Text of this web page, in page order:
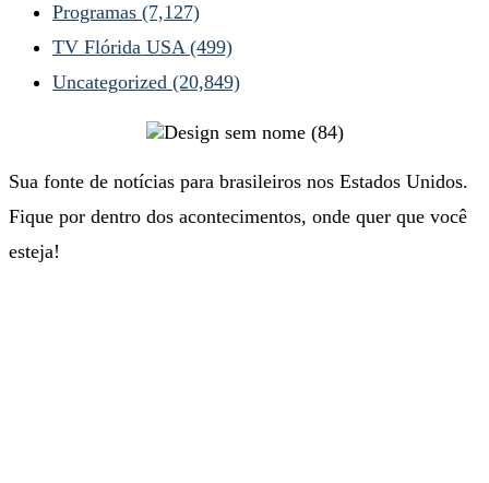
Programas (7,127)
TV Flórida USA (499)
Uncategorized (20,849)
Sua fonte de notícias para brasileiros nos Estados Unidos.
Fique por dentro dos acontecimentos, onde quer que você
esteja!